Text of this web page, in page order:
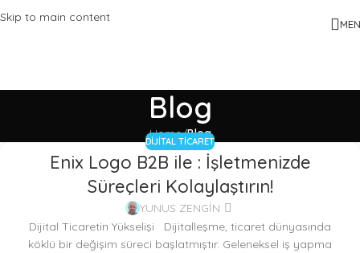
Skip to main content
Blog
Home/Blog
DIJITAL TICARET
Enix Logo B2B ile : İşletmenizde
Süreçleri Kolaylaştırın!
YUNUS ZENGİN
Dijital Ticaretin Yükselişi Dijitalleşme, ticaret dünyasında
köklü bir değişim süreci başlatmıştır. Geleneksel iş yapma